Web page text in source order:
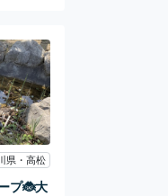
カフ
の場に
ある
ができ
摩法要
それ
県・高松
プ🐞大